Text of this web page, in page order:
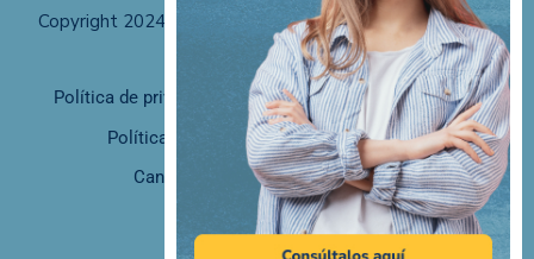
Copyright 2024 Albali Centros de Formación | Todos los
derechos reservados
Política de privacidad
Políticas de uso y cookies
Política de calidad
F. desistimiento
Canal de Denuncias/Canal Ético